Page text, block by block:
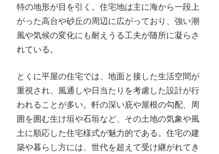
特の地形が目を引く。住宅地は主に海から一段上
がった高台や砂丘の周辺に広がっており、強い潮
風や気候の変化にも耐えうる工夫が随所に凝らさ
れている。
とくに平屋の住宅では、地面と接した生活空間が
重視され、風通しや日当たりを考慮した設計が行
われることが多い。軒の深い庇や屋根の勾配、周
囲を囲む生け垣や石垣など、その土地の気象や風
土に順応した住宅様式が魅力的である。住宅の建
築や暮らし方には、世代を超えて受け継がれてき